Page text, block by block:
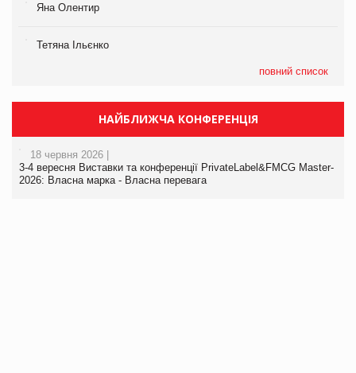
Яна Олентир
Тетяна Ільєнко
повний список
НАЙБЛИЖЧА КОНФЕРЕНЦІЯ
18 червня 2026 |
3-4 вересня Виставки та конференції PrivateLabel&FMCG Master-
2026: Власна марка - Власна перевага